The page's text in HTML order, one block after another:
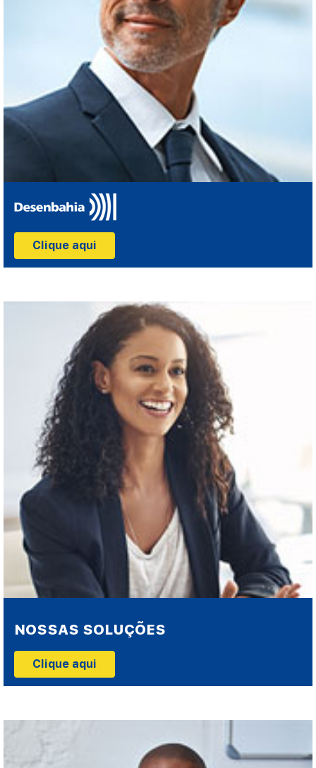
Clique aqui
NOSSAS SOLUÇÕES
Clique aqui